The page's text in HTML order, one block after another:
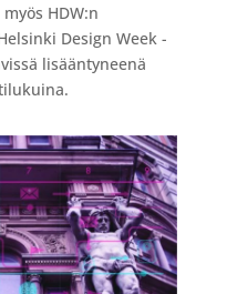
HDW:n
Design Week -
lisääntyneenä